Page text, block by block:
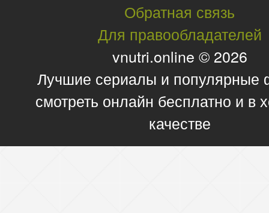
Обратная связь
Для правообладателей
vnutri.online © 2026
Лучшие сериалы и
смотреть онлайн бесплатно и в
качестве